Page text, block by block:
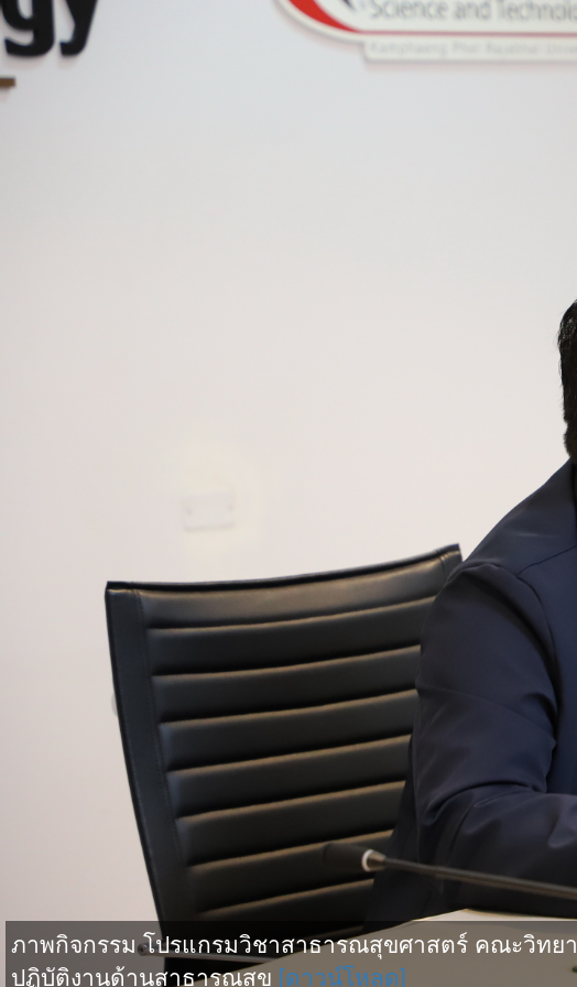
ภาพกิจกรรม โปรแกรมวิชาสาธารณสุขศาสตร์ คณะวิทย
ปฏิบัติงานด้านสาธารณสุข [ดาวน์โหลด]